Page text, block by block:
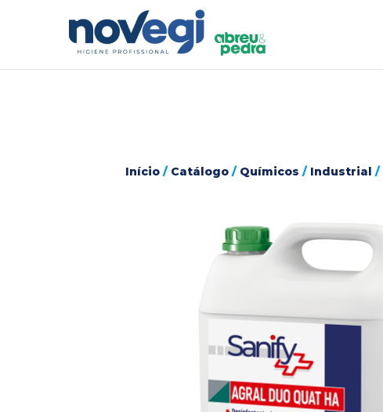
Início / Catálogo / Químicos / Industrial /